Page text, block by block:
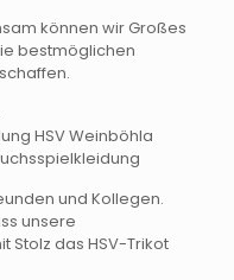
können wir Großes
bestmöglichen
HSV Weinböhla
und Kollegen.
unsere
Stolz das HSV-Trikot